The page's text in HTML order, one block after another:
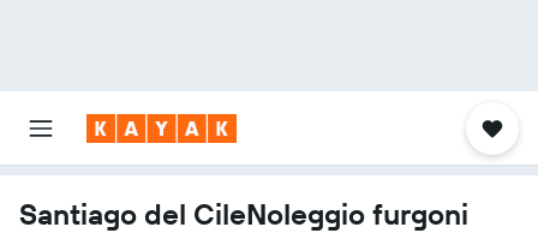
Santiago del CileNoleggio furgoni